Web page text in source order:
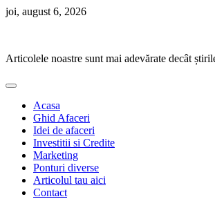
Skip
joi, august 6, 2026
Articolele noastre sunt mai adevărate decât
Acasa
Ghid Afaceri
Idei de afaceri
Investitii si Credite
Marketing
Ponturi diverse
Articolul tau aici
Contact